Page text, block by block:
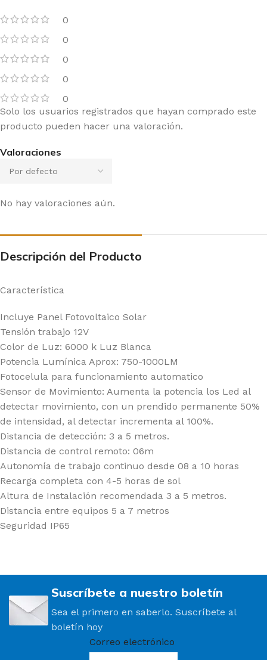
0
0
0
0
0
Valoraciones
No hay valoraciones aún.
Solo los usuarios registrados que hayan comprado este
producto pueden hacer una valoración.
Descripción del Producto
Característica
Incluye Panel Fotovoltaico Solar
Tensión trabajo 12V
Color de Luz: 6000 k Luz Blanca
Potencia Lumínica Aprox: 750-1000LM
Fotocelula para funcionamiento automatico
Sensor de Movimiento: Aumenta la potencia los Led al
detectar movimiento, con un prendido permanente 50%
de intensidad, al detectar incrementa al 100%.
Distancia de detección: 3 a 5 metros.
Distancia de control remoto: 06m
Autonomía de trabajo continuo desde 08 a 10 horas
Recarga completa con 4-5 horas de sol
Altura de Instalación recomendada 3 a 5 metros.
Distancia entre equipos 5 a 7 metros
Seguridad IP65
Suscríbete a nuestro boletín
Sea el primero en saberlo. Suscríbete al
boletín hoy
Correo electrónico